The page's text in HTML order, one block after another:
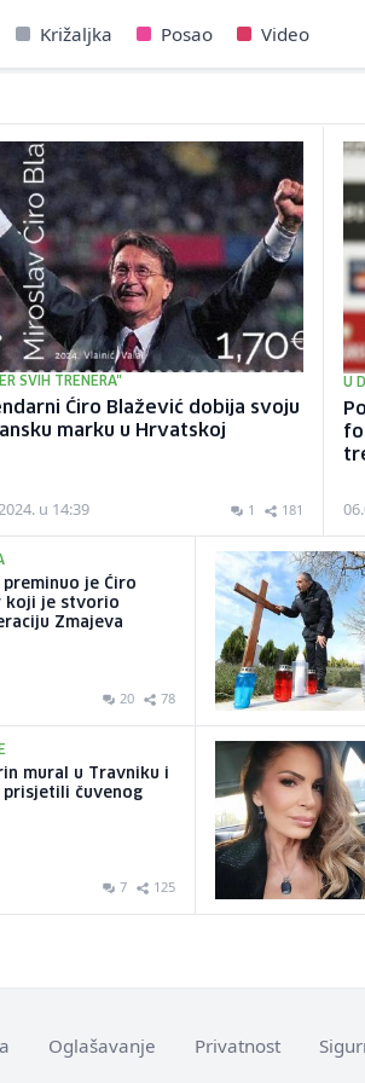
Križaljka Posao Video
SVIH TRENERA"
Ćiro Blažević dobija svoju
marku u Hrvatskoj
u 14:39 1 181
U
je Ćiro
koji je stvorio
Zmajeva
20 78
mural u Travniku i
prisjetili čuvenog
7 125
Oglašavanje Privatnost